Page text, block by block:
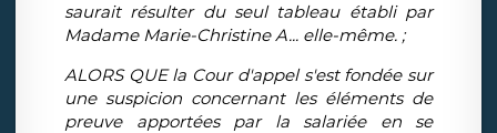
saurait résulter du seul tableau établi par
Madame Marie-Christine A... elle-même. ;
ALORS QUE la Cour d'appel s'est fondée sur
une suspicion concernant les éléments de
preuve apportées par la salariée en se